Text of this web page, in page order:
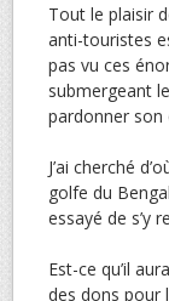
Tout le plaisir
anti-touristes
pas vu ces
submergeant
pardonner son
J’ai cherché
golfe du
essayé de s’y
Est-ce qu’il
des dons pour